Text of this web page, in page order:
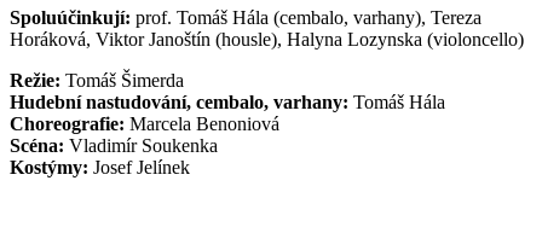
Spoluúčinkují: prof. Tomáš Hála (cembalo, varhany), Tereza
Horáková, Viktor Janoštín (housle), Halyna Lozynska (violoncello)
Režie: Tomáš Šimerda
Hudební nastudování, cembalo, varhany: Tomáš Hála
Choreografie: Marcela Benoniová
Scéna: Vladimír Soukenka
Kostýmy: Josef Jelínek